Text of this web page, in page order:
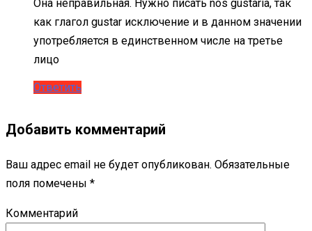
Она неправильная. Нужно писать nos gustaría, так
как глагол gustar исключение и в данном значении
употребляется в единственном числе на третье
лицо
Ответить
Добавить комментарий
Ваш адрес email не будет опубликован. Обязательные
поля помечены *
Комментарий